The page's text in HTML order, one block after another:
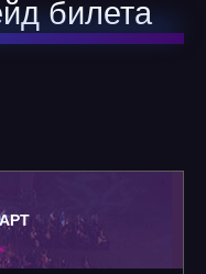
билета